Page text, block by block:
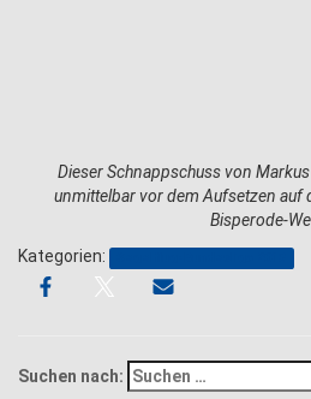
Dieser Schnappschuss von
unmittelbar vor dem Aufsetzen auf
Bisperode-
Kategorien:
Suchen nach: